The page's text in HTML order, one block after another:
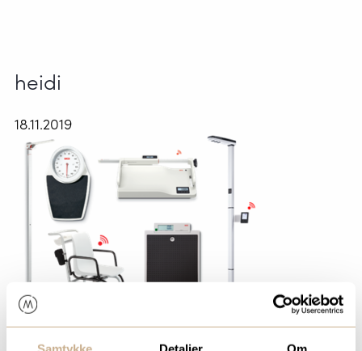
heidi
18.11.2019